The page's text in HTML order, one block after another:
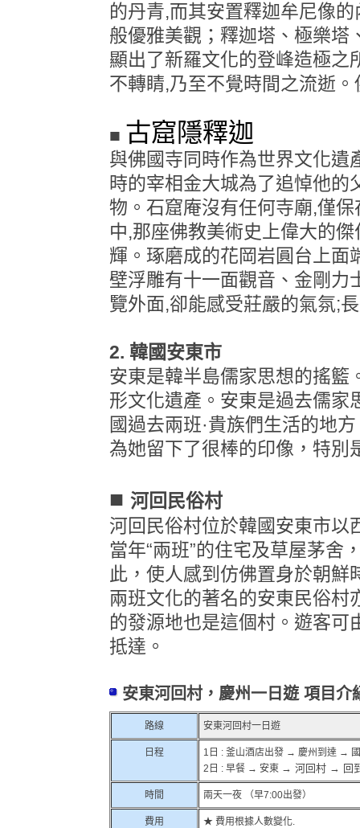
的丹青,而其安置釋迦牟尼像
般優雅美觀；釋迦塔、極樂塔
顯出了新羅文化的登峰造極之
不轉睛,乃至不覺時間之流逝
■ 古窟隱釋迦
與佛國寺同時作為世界文化遺
時的宰相金大城為了追悼他
物。石窟庵沒有任何寺廟,僅
中,那座佛教美術史上偉大的
輝。琢磨成的花岡岩圓台上面
壁浮雕有十一面觀音、金剛力
覽外面,卻能感受莊嚴的氣氛;
2. 韓國安東市
安東是韓半島儒家思想的搖籃
形文化遺產。安東是過去儒家
國過去兩班·貴族們生活的地
為她留下了很棒的印像，特別
■ 河回民俗村
河回民俗村位於韓國安東市以
當年“兩班”的住宅及草屋茅舍
此，使人感到仿佛置身於朝鮮
兩班文化的著名的安東民俗村
的發源地也是這個村。遊客可
抵達。
安東河回村，慶州一日遊 項目介
路線 安東河回村一日遊
日程 1日 : 釜山酒店出發→ 慶州到達 → 國
2日 : 早餐 → 安東 → 河回村 → 回
時間 兩天一夜 （早7:00出發）
費用
★ 費用根據人數變化.